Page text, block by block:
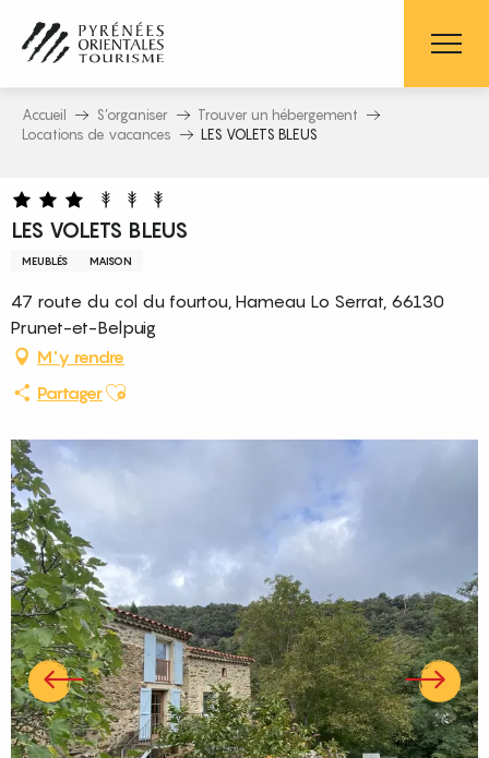
contenu
principal
Accueil S’organiser
Trouver un hébergement
Locations de vacances
LES VOLETS BLEUS
LES VOLETS BLEUS
MEUBLÉS MAISON
47 route du col du fourtou, Hameau Lo Serrat, 66130
Prunet-et-Belpuig
M'y rendre
PartagerAjouter aux favoris